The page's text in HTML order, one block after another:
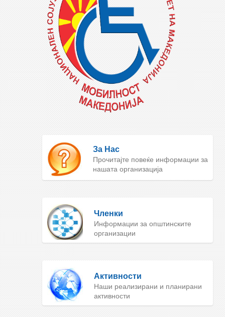
За Нас
Прочитајте повеќе информации за
нашата организација
Членки
Информации за општинските
организации
Активности
Наши реализирани и планирани
активности